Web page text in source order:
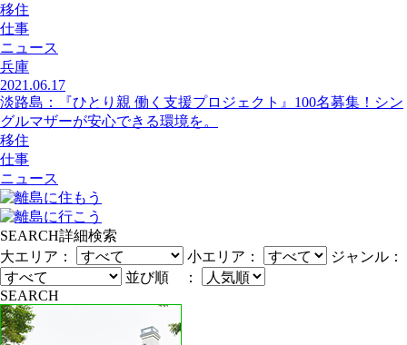
移住
仕事
ニュース
兵庫
2021.06.17
淡路島：『ひとり親 働く支援プロジェクト』100名募集！シン
グルマザーが安心できる環境を。
移住
仕事
ニュース
SEARCH詳細検索
大エリア：
小エリア：
ジャンル：
並び順 ：
SEARCH